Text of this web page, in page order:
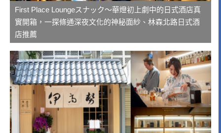
First Place Loungeスナック～華燈初上劇中的日式酒店真
實開箱，一探條通深夜文化的神秘面紗、林森北路日式酒
店推薦